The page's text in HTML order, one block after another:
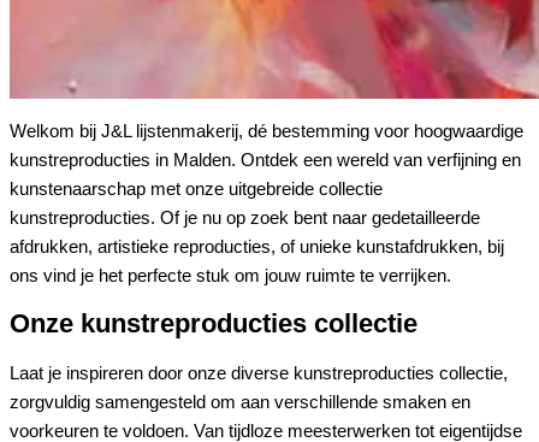
Welkom bij J&L lijstenmakerij, dé bestemming voor hoogwaardige
kunstreproducties in Malden. Ontdek een wereld van verfijning en
kunstenaarschap met onze uitgebreide collectie
kunstreproducties. Of je nu op zoek bent naar gedetailleerde
afdrukken, artistieke reproducties, of unieke kunstafdrukken, bij
ons vind je het perfecte stuk om jouw ruimte te verrijken.
Onze kunstreproducties collectie
Laat je inspireren door onze diverse kunstreproducties collectie,
zorgvuldig samengesteld om aan verschillende smaken en
voorkeuren te voldoen. Van tijdloze meesterwerken tot eigentijdse